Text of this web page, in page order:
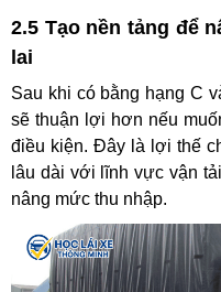
2.5 Tạo nền tảng để
lai
Sau khi có bằng hạng C
sẽ thuận lợi hơn nếu
điều kiện. Đây là lợi thế
lâu dài với lĩnh vực vận
nâng mức thu nhập.